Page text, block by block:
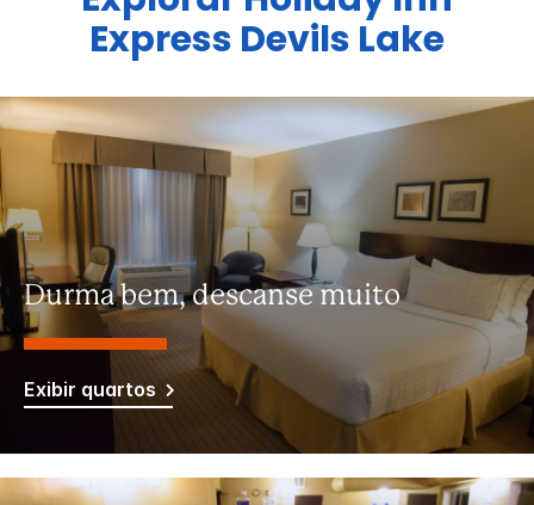
Express Devils Lake
Durma bem, descanse muito
Exibir quartos